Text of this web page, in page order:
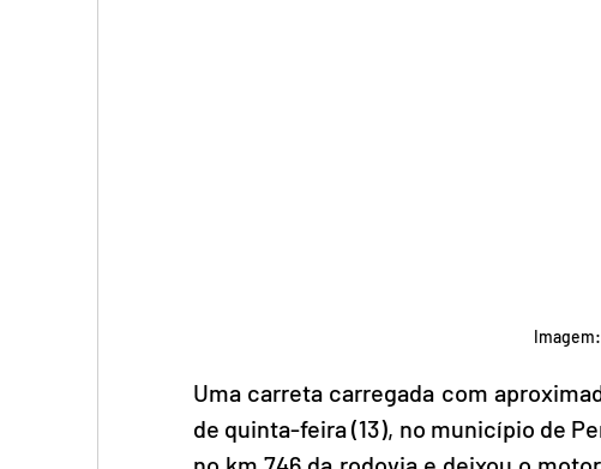
Uma carreta carregada com
de quinta-feira (13), no município de